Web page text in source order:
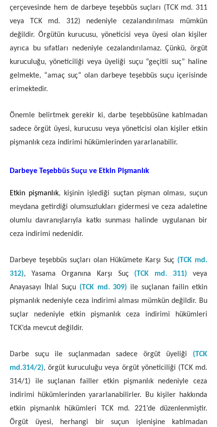
çerçevesinde hem de darbeye teşebbüs suçları (TCK md. 311
veya TCK md. 312) nedeniyle cezalandırılması mümkün
değildir. Örgütün kurucusu, yöneticisi veya üyesi olan kişiler
ayrıca bu sıfatları nedeniyle cezalandırılamaz. Çünkü, örgüt
kuruculuğu, yöneticiliği veya üyeliği suçu “geçitli suç” haline
gelmekte, “amaç suç” olan darbeye teşebbüs suçu içerisinde
erimektedir.
Önemle belirtmek gerekir ki, darbe teşebbüsüne katılmadan
sadece örgüt üyesi, kurucusu veya yöneticisi olan kişiler etkin
pişmanlık ceza indirimi hükümlerinden yararlanabilir.
Darbeye Teşebbüs Suçu ve Etkin Pişmanlık
Etkin pişmanlık, kişinin işlediği suçtan pişman olması, suçun
meydana getirdiği olumsuzlukları gidermesi ve ceza adaletine
olumlu davranışlarıyla katkı sunması halinde uygulanan bir
ceza indirimi nedenidir.
Darbeye teşebbüs suçları olan Hükümete Karşı Suç (TCK md.
312), Yasama Organına Karşı Suç (TCK md. 311) veya
Anayasayı İhlal Suçu (TCK md. 309) ile suçlanan failin etkin
pişmanlık nedeniyle ceza indirimi alması mümkün değildir. Bu
suçlar nedeniyle etkin pişmanlık ceza indirimi hükümleri
TCK’da mevcut değildir.
Darbe suçu ile suçlanmadan sadece örgüt üyeliği (TCK
md.314/2), örgüt kuruculuğu veya örgüt yöneticiliği (TCK md.
314/1) ile suçlanan failler etkin pişmanlık nedeniyle ceza
indirimi hükümlerinden yararlanabilirler. Bu kişiler hakkında
etkin pişmanlık hükümleri TCK md. 221’de düzenlenmiştir.
Örgüt üyesi, herhangi bir suçun işlenişine katılmadan